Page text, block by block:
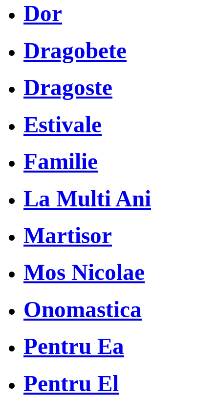
Dor
Dragobete
Dragoste
Estivale
Familie
La Multi Ani
Martisor
Mos Nicolae
Onomastica
Pentru Ea
Pentru El